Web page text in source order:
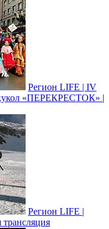
Регион LIFE | IV
«ПЕРЕКРЕСТОК» |
Регион LIFE |